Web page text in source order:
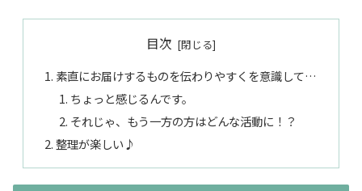
目次
素直にお届けするものを伝わりやすくを意識して…
ちょっと感じるんです。
それじゃ、もう一方の方はどんな活動に！？
整理が楽しい♪